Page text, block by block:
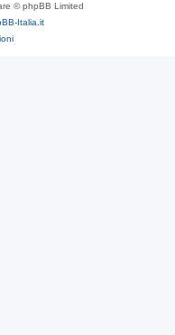
© phpBB Limited
Italia.it